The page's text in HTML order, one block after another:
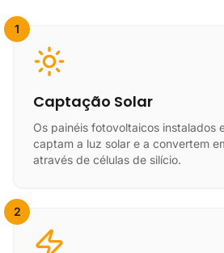
1
Captação Solar
Os painéis fotovoltaicos instalados
captam a luz solar e a convertem
através de células de silício.
2